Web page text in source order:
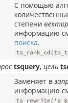
С помощью
степени вектор
информацию
поиска.
tsquery, цель
Заменяет в
информацию
ts_rewrite('a